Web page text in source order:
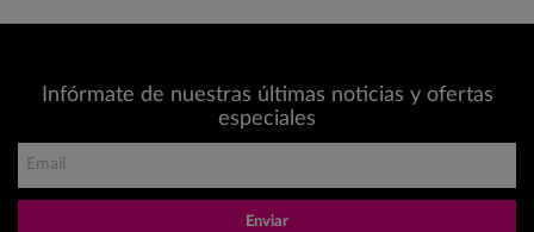
Infórmate de nuestras últimas noticias y ofertas
especiales
Enviar